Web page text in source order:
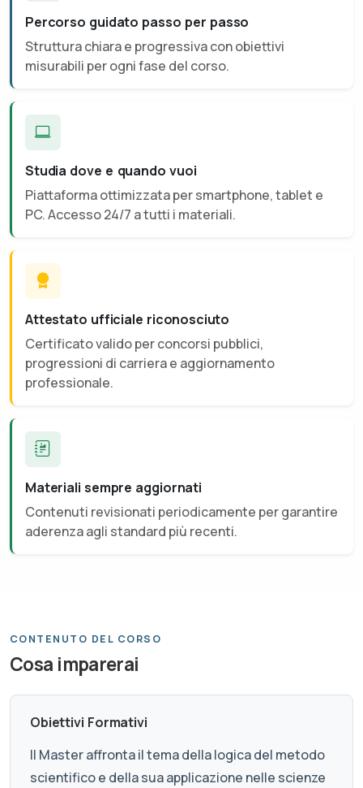
Percorso guidato passo per passo
Struttura chiara e progressiva con obiettivi
misurabili per ogni fase del corso.
Studia dove e quando vuoi
Piattaforma ottimizzata per smartphone, tablet e
PC. Accesso 24/7 a tutti i materiali.
Attestato ufficiale riconosciuto
Certificato valido per concorsi pubblici,
progressioni di carriera e aggiornamento
professionale.
Materiali sempre aggiornati
Contenuti revisionati periodicamente per garantire
aderenza agli standard più recenti.
CONTENUTO DEL CORSO
Cosa imparerai
Obiettivi Formativi
Il Master affronta il tema della logica del metodo
scientifico e della sua applicazione nelle scienze